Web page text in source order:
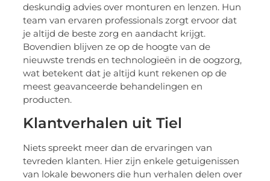
deskundig advies over monturen en lenzen. Hun
team van ervaren professionals zorgt ervoor dat
je altijd de beste zorg en aandacht krijgt.
Bovendien blijven ze op de hoogte van de
nieuwste trends en technologieën in de oogzorg,
wat betekent dat je altijd kunt rekenen op de
meest geavanceerde behandelingen en
producten.
Klantverhalen uit Tiel
Niets spreekt meer dan de ervaringen van
tevreden klanten. Hier zijn enkele getuigenissen
van lokale bewoners die hun verhalen delen over